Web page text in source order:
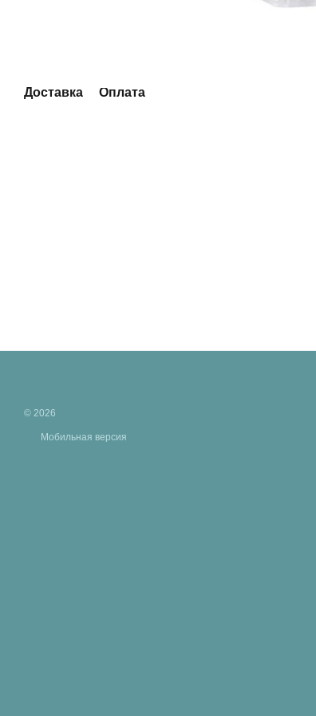
Доставка Оплата
© 2026
Мобильная версия